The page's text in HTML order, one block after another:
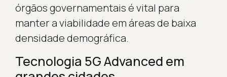
órgãos governamentais é vital para
manter a viabilidade em áreas de baixa
densidade demográfica.
Tecnologia 5G Advanced em